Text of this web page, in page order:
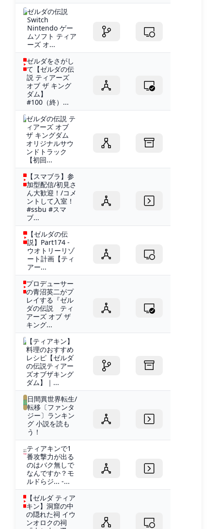
ゼルダの伝説
Switch
Nintendo ゲー
ムソフト ティア
ーズ オ...
ゼルダをさがし
て【ゼルダの伝
説 ティアーズ
オブ ザ キング
ダム】
#100（終）...
ゼルダの伝説 テ
ィアーズ オブ
ザ キングダム
オリジナルサウ
ンドトラック
【初回...
【スマブラ】参
加型配信/初見さ
ん大歓迎！/コメ
ントして入室！
#ssbu #スマ
ブ...
【ゼルダの伝
説】Part174 -
ウオトリーリゾ
ート計画【ティ
アー...
プロデューサー
の青沼英二がプ
レイする『ゼル
ダの伝説 ティ
アーズ オブ ザ
キング...
【ティアキン】
料理のおすすめ
レシピ【ゼルダ
の伝説ティアー
ズオブザキング
ダム】｜...
日間異世界転生/
転移〔ファンタ
ジー〕ランキン
グ 小説を読も
う！
ティアキンで1
番攻撃力が出る
のはバク無しで
なんですか？モ
ルドらジ... -...
【ゼルダ ティア
キン】洞窟の中
の隠れた祠 イウ
ンオロクの祠